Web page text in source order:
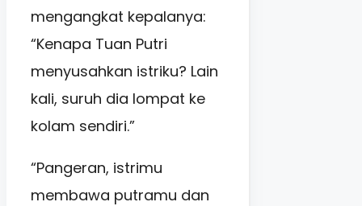
mengangkat kepalanya:
“Kenapa Tuan Putri
menyusahkan istriku? Lain
kali, suruh dia lompat ke
kolam sendiri.”
“Pangeran, istrimu
membawa putramu dan